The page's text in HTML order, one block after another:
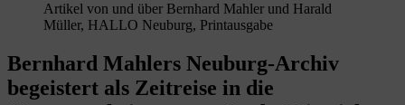
Artikel von und über Bernhard Mahler und Harald
Müller, HALLO Neuburg, Printausgabe
Bernhard Mahlers Neuburg-Archiv
begeistert als Zeitreise in die